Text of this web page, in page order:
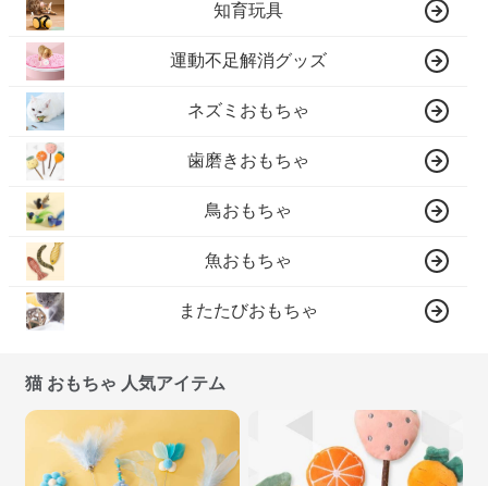
知育玩具
運動不足解消グッズ
ネズミおもちゃ
歯磨きおもちゃ
鳥おもちゃ
魚おもちゃ
またたびおもちゃ
猫 おもちゃ 人気アイテム